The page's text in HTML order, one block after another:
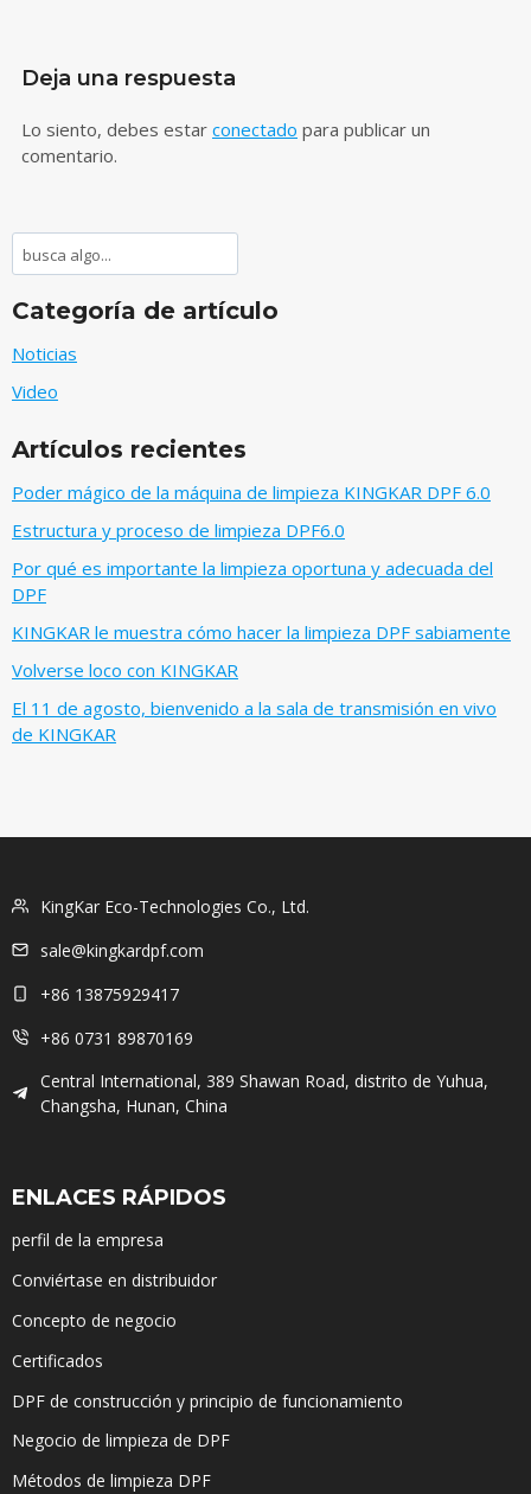
Deja una respuesta
Lo siento, debes estar conectado para publicar un
comentario.
Buscar
Categoría de artículo
Noticias
Video
Artículos recientes
Poder mágico de la máquina de limpieza KINGKAR DPF 6.0
Estructura y proceso de limpieza DPF6.0
Por qué es importante la limpieza oportuna y adecuada del
DPF
KINGKAR le muestra cómo hacer la limpieza DPF sabiamente
Volverse loco con KINGKAR
El 11 de agosto, bienvenido a la sala de transmisión en vivo
de KINGKAR
KingKar Eco-Technologies Co., Ltd.
sale@kingkardpf.com
+86 13875929417
+86 0731 89870169
Central International, 389 Shawan Road, distrito de Yuhua,
Changsha, Hunan, China
ENLACES RÁPIDOS
perfil de la empresa
Conviértase en distribuidor
Concepto de negocio
Certificados
DPF de construcción y principio de funcionamiento
Negocio de limpieza de DPF
Métodos de limpieza DPF